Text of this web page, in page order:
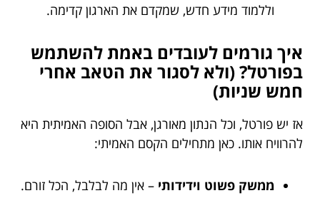
וללמוד מידע חדש, שמקדם את הארגון קדימה.
איך גורמים לעובדים באמת להשתמש
בפורטל? (ולא לסגור את הטאב אחרי
חמש שניות)
אז יש פורטל, וכל הנתון מאורגן, אבל הסופה האמיתית היא
להרוויח אותו. כאן מתחילים הקסם האמיתי:
ממשק פשוט וידידותי – אין מה לבלבל, הכל זורם.